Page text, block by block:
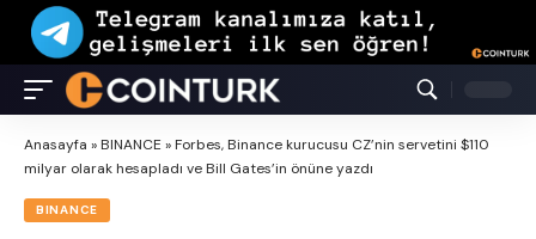
Anasayfa »BINANCE »Forbes, Binance kurucusu CZ’nin servetini $110
milyar olarak hesapladı ve Bill Gates’in önüne yazdı
BINANCE